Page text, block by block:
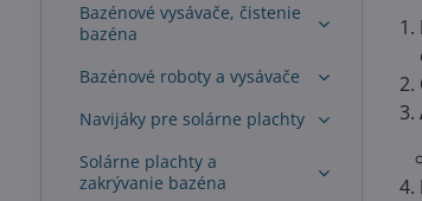
Bazénové vysávače, čistenie
bazéna
Bazénové roboty a vysávače
Navijáky pre solárne plachty
Solárne plachty a
zakrývanie bazéna